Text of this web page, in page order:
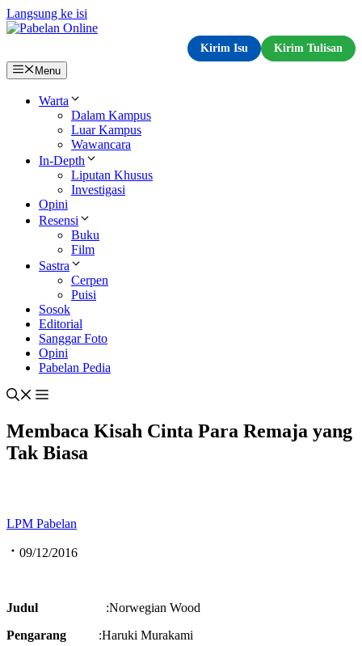
Langsung ke isi
Kirim Isu
Kirim Tulisan
Menu
Warta
Dalam Kampus
Luar Kampus
Wawancara
In-Depth
Liputan Khusus
Investigasi
Opini
Resensi
Buku
Film
Sastra
Cerpen
Puisi
Sosok
Editorial
Sanggar Foto
Opini
Pabelan Pedia
Membaca Kisah Cinta Para Remaja yang
Tak Biasa
LPM Pabelan
09/12/2016
Judul :Norwegian Wood
Pengarang :Haruki Murakami